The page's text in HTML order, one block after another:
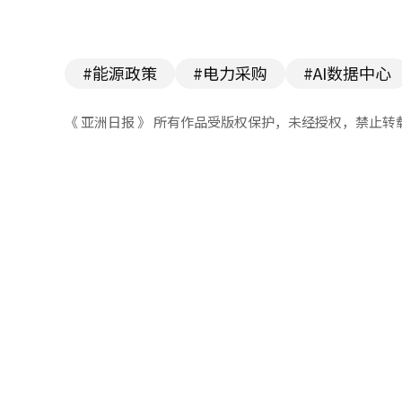
#能源政策 #电力采购 #AI数据中心
《 亚洲日报 》 所有作品受版权保护，未经授权，禁止转